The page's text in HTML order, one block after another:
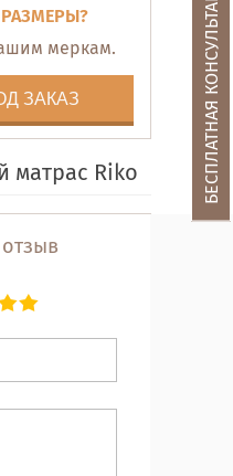
меркам.
ЗАКАЗ
матрас Riko БЕСПЛАТНАЯ КОНСУЛЬТАЦИЯ